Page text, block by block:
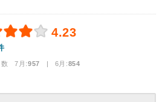
4.23
数 7月:957 | 6月:854